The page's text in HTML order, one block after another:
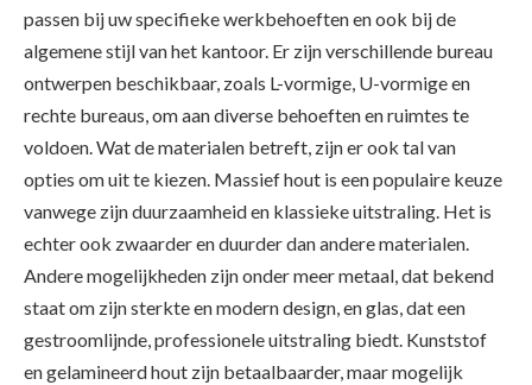
passen bij uw specifieke werkbehoeften en ook bij de
algemene stijl van het kantoor. Er zijn verschillende bureau
ontwerpen beschikbaar, zoals L-vormige, U-vormige en
rechte bureaus, om aan diverse behoeften en ruimtes te
voldoen. Wat de materialen betreft, zijn er ook tal van
opties om uit te kiezen. Massief hout is een populaire keuze
vanwege zijn duurzaamheid en klassieke uitstraling. Het is
echter ook zwaarder en duurder dan andere materialen.
Andere mogelijkheden zijn onder meer metaal, dat bekend
staat om zijn sterkte en modern design, en glas, dat een
gestroomlijnde, professionele uitstraling biedt. Kunststof
en gelamineerd hout zijn betaalbaarder, maar mogelijk